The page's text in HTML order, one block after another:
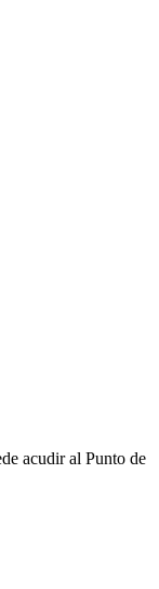
acudir al Punto de